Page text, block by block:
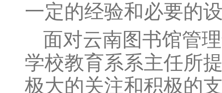
一定的经验和必要的
面对云南图书馆管
学校教育系系主任所
极大的关注和积极的